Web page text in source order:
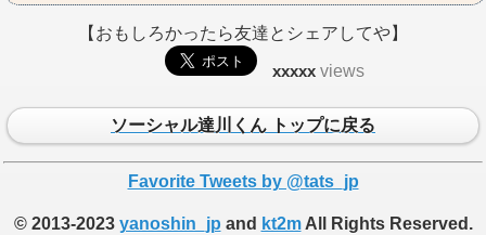
【おもしろかったら友達とシェアしてや】
xxxxx views
ソーシャル達川くん トップに戻る
Favorite Tweets by @tats_jp
© 2013-2023 yanoshin_jp and kt2mAll Rights Reserved.